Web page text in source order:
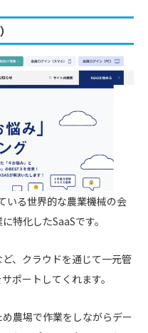
いる世界的な農業機械の会
特化したSaaSです。
、クラウドを通じて一元管
ポートしてくれます。
農場で作業をしながらデー